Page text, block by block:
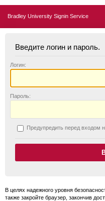
Bradley University Signin Service
Введите логин и пароль.
Логин:
Пароль:
Предупредить перед входом
В целях надежного уровня
также закройте браузер, закончив